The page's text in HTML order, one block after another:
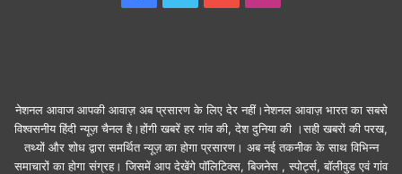
नेशनल आवाज आपकी आवाज़ अब प्रसारण के लिए देर नहीं।नेशनल आवाज़ भारत का सबसे
विश्वसनीय हिंदी न्यूज़ चैनल है।होंगी खबरें हर गांव की, देश दुनिया की ।सही खबरों की परख,
तथ्यों और शोध द्वारा समर्थित न्यूज़ का होगा प्रसारण। अब नई तकनीक के साथ विभिन्न
समाचारों का होगा संग्रह। जिसमें आप देखेंगे पॉलिटिक्स, बिजनेस , स्पोर्ट्स, बॉलीवुड एवं गांव